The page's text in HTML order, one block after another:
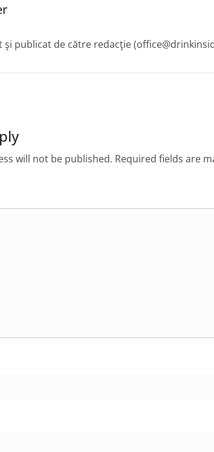
şi publicat de către redacţie
will not be published. Required fields are